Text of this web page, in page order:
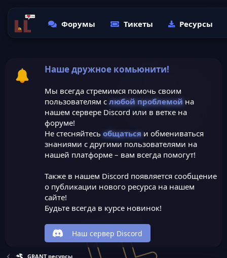
Форумы Тикеты Ресурсы
Наше дружное комьюнити!
Мы всегда стремимся помочь своим
пользователям с любой проблемойна
нашем сервере Discord или в ветке на
форуме!
Не стесняйтесь общатьсяи обмениваться
знаниями с другими пользователями на
нашей платформе – вам всегда помогут!
Также в нашем Discord появляется сообщение
о публикации нового ресурса на нашем
сайте!
Будьте всегда в курсе новинок!
Наш сервер Discord
GRANT ресурсы